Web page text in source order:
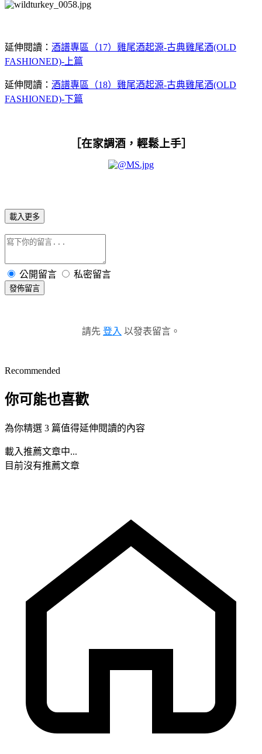
延伸閱讀： 酒譜專區（17）雞尾酒起源-古典雞尾酒(OLD
FASHIONED)- 上篇
延伸閱讀： 酒譜專區（18）雞尾酒起源-古典雞尾酒(OLD
FASHIONED)-下篇
［在家調酒，輕鬆上手］
載入更多
公開留言 私密留言
發佈留言
請先 登入 以發表留言。
Recommended
你可能也喜歡
為你精選 3 篇值得延伸閱讀的內容
載入推薦文章中...
目前沒有推薦文章